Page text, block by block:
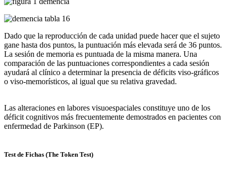
Dado que la reproducción de cada unidad puede hacer que el sujeto
gane hasta dos puntos, la puntuación más elevada será de 36 puntos.
La sesión de memoria es puntuada de la misma manera. Una
comparación de las puntuaciones correspondientes a cada sesión
ayudará al clínico a determinar la presencia de déficits viso-gráficos
o viso-memorísticos, al igual que su relativa gravedad.
Las alteraciones en labores visuoespaciales constituye uno de los
déficit cognitivos más frecuentemente demostrados en pacientes con
enfermedad de Parkinson (EP).
Test de Fichas (The Token Test)